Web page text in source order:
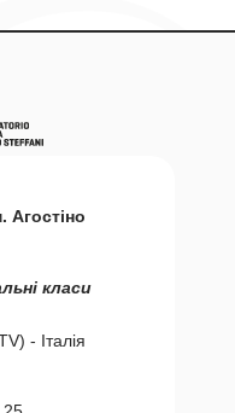
Агостіно
класи
- Італія